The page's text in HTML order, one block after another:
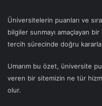
Üniversitelerin puanları ve
bilgiler sunmayı amaçlayan
tercih sürecinde doğru
Umarım bu özet, üniversite
veren bir sitemizin ne tür
olur.